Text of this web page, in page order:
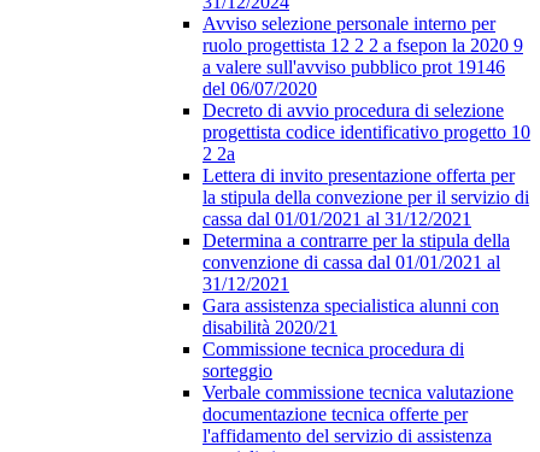
Avviso selezione personale interno per
ruolo progettista 12 2 2 a fsepon la 2020 9
a valere sull'avviso pubblico prot 19146
del 06/07/2020
Decreto di avvio procedura di selezione
progettista codice identificativo progetto 10
2 2a
Lettera di invito presentazione offerta per
la stipula della convezione per il servizio di
cassa dal 01/01/2021 al 31/12/2021
Determina a contrarre per la stipula della
convenzione di cassa dal 01/01/2021 al
31/12/2021
Gara assistenza specialistica alunni con
disabilità 2020/21
Commissione tecnica procedura di
sorteggio
Verbale commissione tecnica valutazione
documentazione tecnica offerte per
l'affidamento del servizio di assistenza